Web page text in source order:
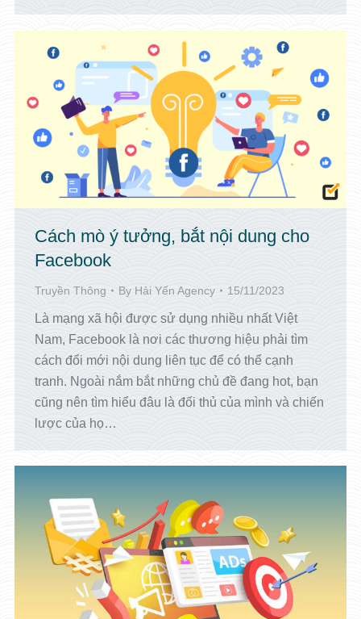
Cách mò ý tưởng, bắt nội dung cho
Facebook
Truyền Thông By Hải Yến Agency 15/11/2023
Là mạng xã hội được sử dụng nhiều nhất Việt
Nam, Facebook là nơi các thương hiệu phải tìm
cách đổi mới nội dung liên tục để có thể cạnh
tranh. Ngoài nắm bắt những chủ đề đang hot, bạn
cũng nên tìm hiểu đâu là đối thủ của mình và chiến
lược của họ…